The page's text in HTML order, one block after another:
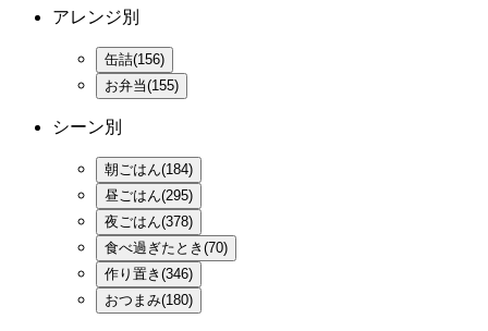
アレンジ別
缶詰(156)
お弁当(155)
シーン別
朝ごはん(184)
昼ごはん(295)
夜ごはん(378)
食べ過ぎたとき(70)
作り置き(346)
おつまみ(180)